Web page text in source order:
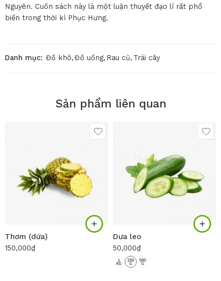
Nguyên. Cuốn sách này là một luận thuyết đạo lí rất phổ
biến trong thời kì Phục Hưng.
Danh mục: Đồ khô,Đồ uống, Rau củ, Trái cây
Sản phẩm liên quan
Thơm (dứa)
150,000₫
Dưa leo
50,000₫